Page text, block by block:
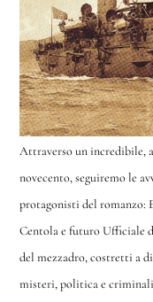
Attraverso un incredibile,
novecento, seguiremo le
protagonisti del romanzo:
Centola e futuro Ufficiale
del mezzadro, costretti a
misteri, politica e